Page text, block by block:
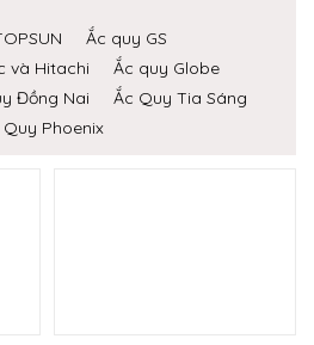
Ắc quy GS
và Hitachi
Ắc quy Globe
Đồng Nai
Ắc Quy Tia Sáng
Phoenix